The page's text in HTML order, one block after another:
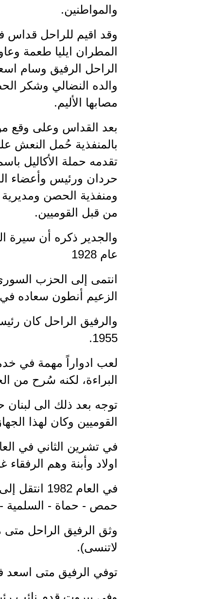
والمواطنين.
وقد اقيم للراحل قداس
المطران ايليا طعمة
الراحل الرفيق وسام
والده النضالي وشكر
مصابها الأليم.
بعد القداس وعلى وقع
بالمنفذية حُمل النعش
تقدمه حملة الأكاليل
حردان ورئيس وأعضاء
ومنفذية الحصن ومديرية
من قبل القوميين.
والجدير ذكره أن سيرة
عام 1928
الزعيم أنطون سعاده
1955.
لعب ادواراً مهمة في
البراءة، لكنه سُرح من
توجه بعد ذلك الى
القوميين وكان لهذا
اولاد وأبنة وهم
في العام
حمص - حماة - السلمية
وثق الرفيق الراحل
لاتنسى).
توفي الرفيق متى اسعد في ليل 7-8 تموز متمماً